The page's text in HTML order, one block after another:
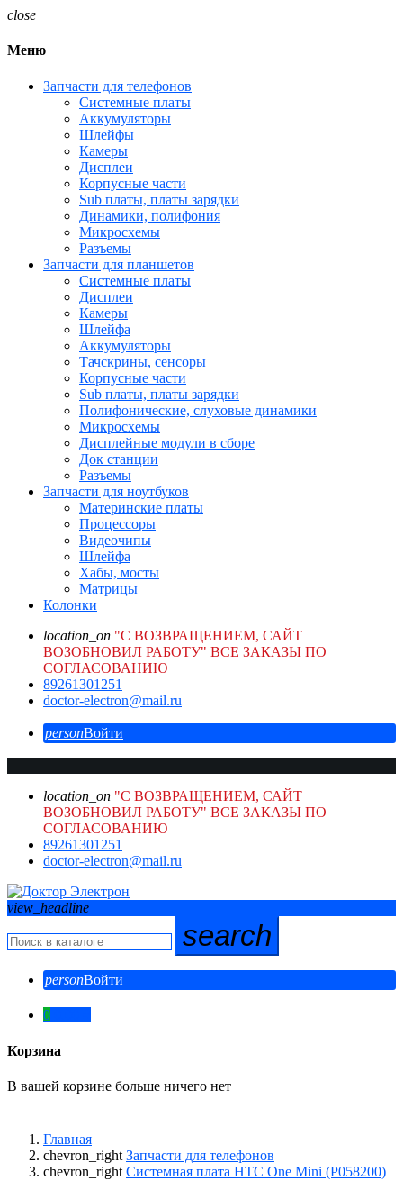
close
Меню
Запчасти для телефонов
Системные платы
Аккумуляторы
Шлейфы
Камеры
Дисплеи
Корпусные части
Sub платы, платы зарядки
Динамики, полифония
Микросхемы
Разъемы
Запчасти для планшетов
Системные платы
Дисплеи
Камеры
Шлейфа
Аккумуляторы
Тачскрины, сенсоры
Корпусные части
Sub платы, платы зарядки
Полифонические, слуховые динамики
Микросхемы
Дисплейные модули в сборе
Док станции
Разъемы
Запчасти для ноутбуков
Материнские платы
Процессоры
Видеочипы
Шлейфа
Хабы, мосты
Матрицы
Колонки
location_on "С ВОЗВРАЩЕНИЕМ, САЙТ
ВОЗОБНОВИЛ РАБОТУ" ВСЕ ЗАКАЗЫ ПО
СОГЛАСОВАНИЮ
89261301251
doctor-electron@mail.ru
personВойти
location_on "С ВОЗВРАЩЕНИЕМ, САЙТ
ВОЗОБНОВИЛ РАБОТУ" ВСЕ ЗАКАЗЫ ПО
СОГЛАСОВАНИЮ
89261301251
doctor-electron@mail.ru
view_headline
search
personВойти
0
Корзина
В вашей корзине больше ничего нет
Главная
chevron_right Запчасти для телефонов
chevron_right Системная плата HTC One Mini (P058200)